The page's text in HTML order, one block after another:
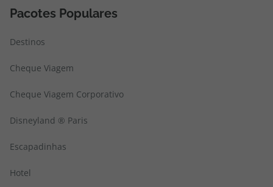
Pacotes Populares
Destinos
Cheque Viagem
Cheque Viagem Corporativo
Disneyland ® Paris
Escapadinhas
Hotel